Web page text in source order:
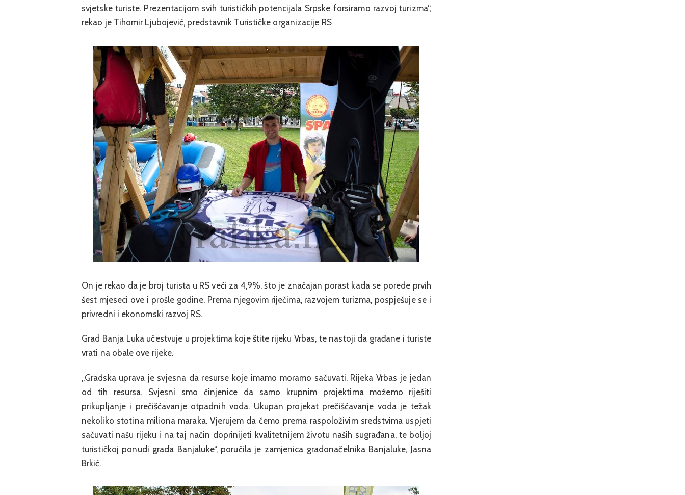
svjetske turiste. Prezentacijom svih turističkih potencijala Srpske forsiramo razvoj turizma“,
rekao je Tihomir Ljubojević, predstavnik Turističke organizacije RS
On je rekao da je broj turista u RS veći za 4,9%, što je značajan porast kada se porede prvih
šest mjeseci ove i prošle godine. Prema njegovim riječima, razvojem turizma, pospješuje se i
privredni i ekonomski razvoj RS.
Grad Banja Luka učestvuje u projektima koje štite rijeku Vrbas, te nastoji da građane i turiste
vrati na obale ove rijeke.
„Gradska uprava je svjesna da resurse koje imamo moramo sačuvati. Rijeka Vrbas je jedan
od tih resursa. Svjesni smo činjenice da samo krupnim projektima možemo riješiti
prikupljanje i prečišćavanje otpadnih voda. Ukupan projekat prečišćavanje voda je težak
nekoliko stotina miliona maraka. Vjerujem da ćemo prema raspoloživim sredstvima uspjeti
sačuvati našu rijeku i na taj način doprinijeti kvalitetnijem životu naših sugrađana, te boljoj
turističkoj ponudi grada Banjaluke“, poručila je zamjenica gradonačelnika Banjaluke, Jasna
Brkić.